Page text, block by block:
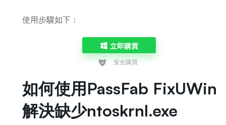
使用步驟如下：
立即購買
如何使用PassFab FixUWin
解決缺少ntoskrnl.exe